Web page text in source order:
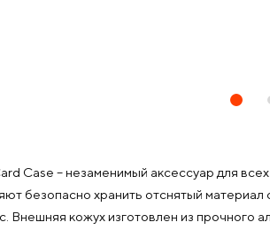
Case – незаменимый аксессуар для
безопасно хранить отснятый
кожух изготовлен из прочного